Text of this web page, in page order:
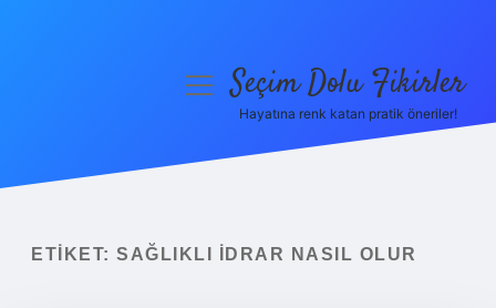
Yasal Uyarı
menüyüSeçim Dolu Fikirler
Hayatına renk katan pratik öneriler!
ETIKET: SAĞLIKLI IDRAR NASIL OLUR